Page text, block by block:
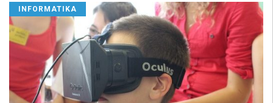
INFORMATIKA